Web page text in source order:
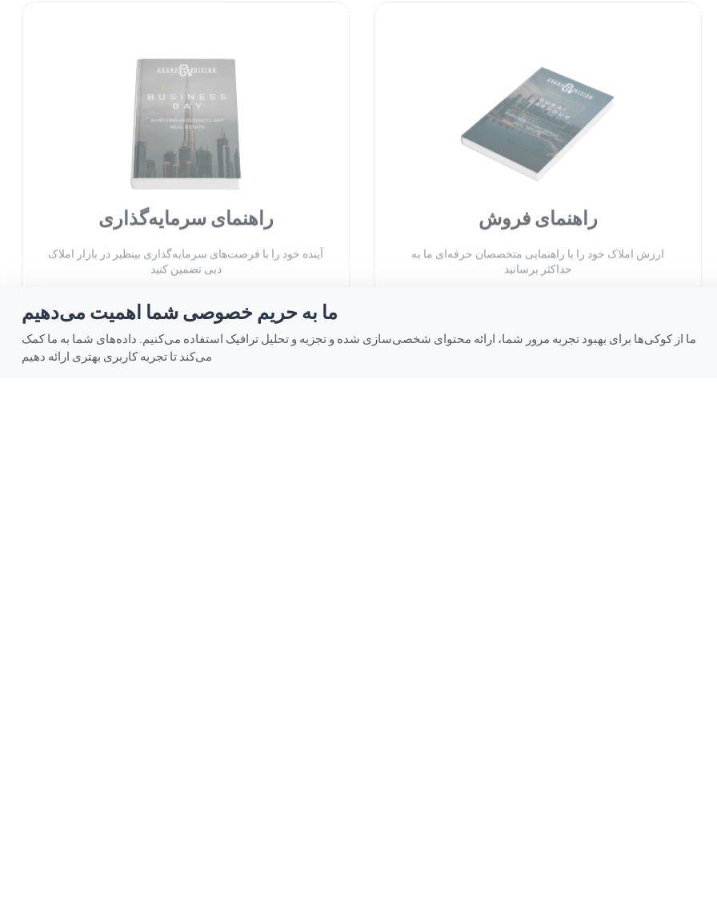
راهنمای سرمایه‌گذاری
آینده خود را با فرصت‌های سرمایه‌گذاری بینظیر در بازار املاک
دبی تضمین کنید
راهنمای فروش
ارزش املاک خود را با راهنمایی متخصصان حرفه‌ای ما به
حداکثر برسانید
ما به حریم خصوصی شما اهمیت می‌دهیم
ما از کوکی‌ها برای بهبود تجربه مرور شما، ارائه محتوای شخصی‌سازی شده و تجزیه و تحلیل ترافیک استفاده می‌کنیم. داده‌های شما به ما کمک
می‌کند تا تجربه کاربری بهتری ارائه دهیم